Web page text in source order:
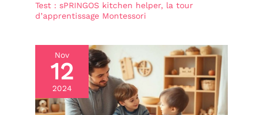
Test : sPRINGOS kitchen helper, la tour
d’apprentissage Montessori
Nov
12
2024